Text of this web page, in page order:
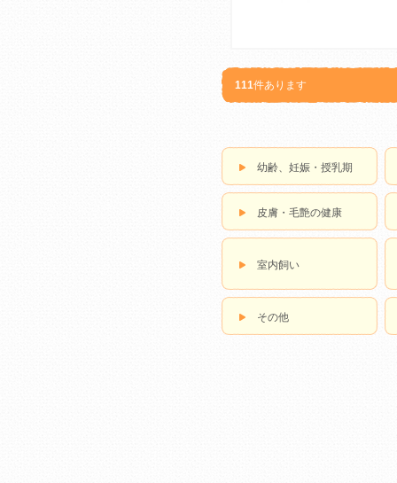
111件あります
幼齢、妊娠・授乳期
皮膚・毛艶の健康
室内飼い
その他